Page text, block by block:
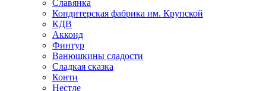
Славянка
Кондитерская фабрика им. Крупской
КДВ
Акконд
Финтур
Ванюшкины сладости
Сладкая сказка
Конти
Нестле